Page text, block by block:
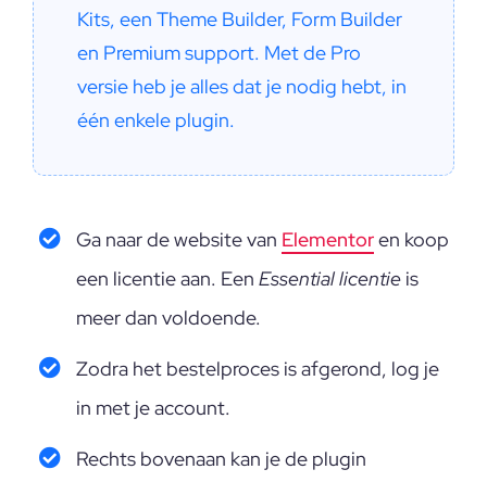
Kits, een Theme Builder, Form Builder
en Premium support. Met de Pro
versie heb je alles dat je nodig hebt, in
één enkele plugin.
Ga naar de website van Elementoren koop
een licentie aan. Een Essential licentie is
meer dan voldoende.
Zodra het bestelproces is afgerond, log je
in met je account.
Rechts bovenaan kan je de plugin